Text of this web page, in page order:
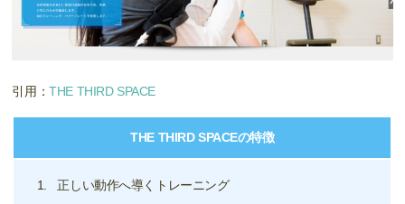
引用：THE THIRD SPACE
THE THIRD SPACEの特徴
正しい動作へ導くトレーニング